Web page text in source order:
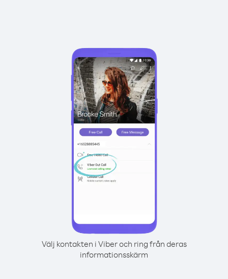
Välj kontakten i Viber och ring från deras
informationsskärm